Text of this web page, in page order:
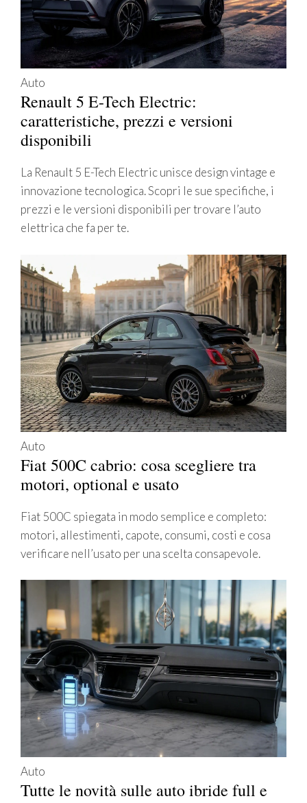
Auto
Renault 5 E-Tech Electric:
caratteristiche, prezzi e versioni
disponibili
La Renault 5 E-Tech Electric unisce design vintage e
innovazione tecnologica. Scopri le sue specifiche, i
prezzi e le versioni disponibili per trovare l’auto
elettrica che fa per te.
Auto
Fiat 500C cabrio: cosa scegliere tra
motori, optional e usato
Fiat 500C spiegata in modo semplice e completo:
motori, allestimenti, capote, consumi, costi e cosa
verificare nell’usato per una scelta consapevole.
Auto
Tutte le novità sulle auto ibride full e